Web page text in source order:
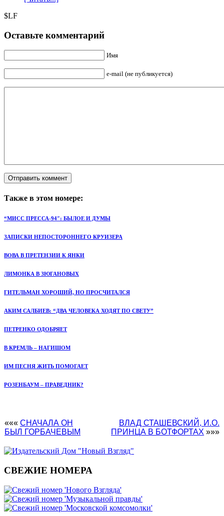
$LF
Оставьте комментарий
Имя
e-mail (не публикуется)
Также в этом номере:
“МИСС ПРЕССА-94″: БЫЛОЕ И ДУМЫ
ЗАПИСКИ НЕПОСТОРОННЕГО КРУИЗЕРА
ВОВА В ПРЕТЕНЗИИ К ЯНКИ
ЛИМОНКА В ЗЮГАНОВЫХ
ГИТЕЛЬМАН ХОРОШИЙ, НО ПРОСЧИТАЛСЯ
АКИМ САЛБИЕВ: “ДВА ЧЕЛОВЕКА ХОДЯТ ПО СВЕТУ”
ПЕТРЕНКО ОДОБРЯЕТ
В КРЕМЛЬ – НАГИШОМ
ИМ ПЕСНЯ ЖИТЬ ПОМОГАЕТ
РОЗЕНБАУМ – ПРАВЕДНИК?
««« СНАЧАЛА ОН
БЫЛ ГОРБАЧЕВЫМ
ВЛАД СТАШЕВСКИЙ, И.О.
ПРИНЦА В БОТФОРТАХ »»»
СВЕЖИЕ НОМЕРА